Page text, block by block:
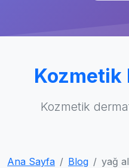
Kozmetik
Kozmetik
Ana Sayfa Blog yağ